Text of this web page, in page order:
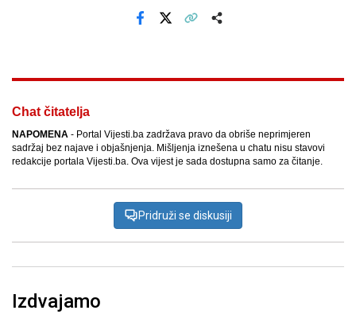
Chat čitatelja
NAPOMENA - Portal Vijesti.ba zadržava pravo da obriše neprimjeren
sadržaj bez najave i objašnjenja. Mišljenja iznešena u chatu nisu stavovi
redakcije portala Vijesti.ba. Ova vijest je sada dostupna samo za čitanje.
Pridruži se diskusiji
Izdvajamo